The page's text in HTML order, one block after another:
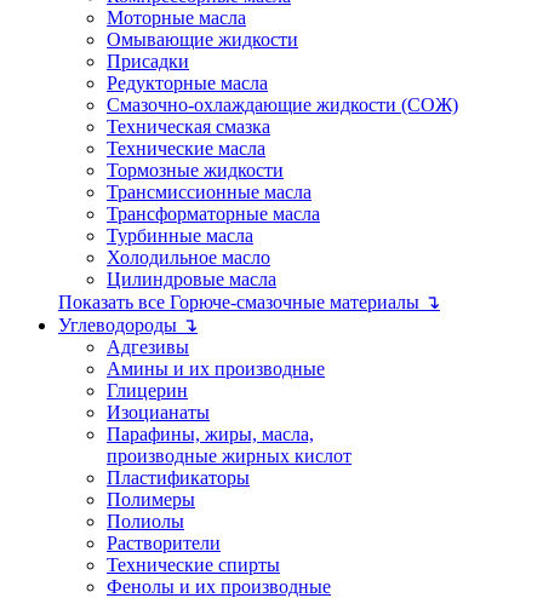
Моторные масла
Омывающие жидкости
Присадки
Редукторные масла
Смазочно-охлаждающие жидкости (СОЖ)
Техническая смазка
Технические масла
Тормозные жидкости
Трансмиссионные масла
Трансформаторные масла
Турбинные масла
Холодильное масло
Цилиндровые масла
Показать все Горюче-смазочные материалы ↴
Углеводороды ↴
Адгезивы
Амины и их производные
Глицерин
Изоцианаты
Парафины, жиры, масла,
производные жирных кислот
Пластификаторы
Полимеры
Полиолы
Растворители
Технические спирты
Фенолы и их производные